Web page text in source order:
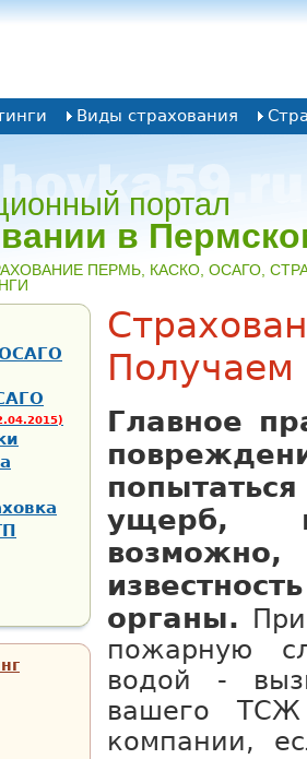
портал
в
ПЕРМЬ, КАСКО, ОСАГО,
Виды страхования
Получаем
Главное
ущерб,
органы.
пожарную
водой -
вашего
компании,